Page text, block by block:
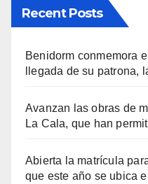
Recent Posts
Benidorm conmemora
llegada de su patrona,
Avanzan las obras de
La Cala, que han
Abierta la matrícula
que este año se ubica